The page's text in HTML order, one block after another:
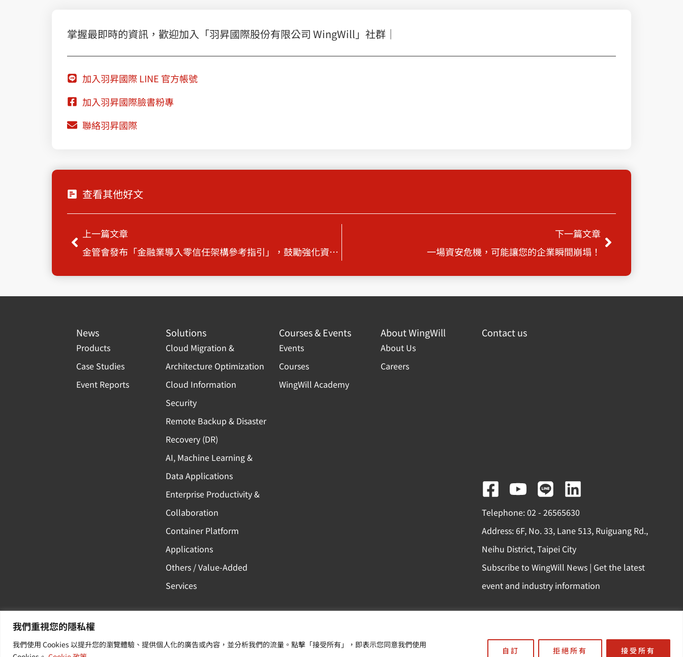
我們重視您的隱私權
我們使用 Cookies 以提升您的瀏覽體驗、提供個人化的廣告或內容，並分析我們的流量。點擊「接受所有」，即表示您同意我們使用
自訂 拒絕所有 接受所有
掌握最即時的資訊，歡迎加入「羽昇國際股份有限公司 WingWill」社群｜
加入羽昇國際 LINE 官方帳號
加入羽昇國際臉書粉專
聯絡羽昇國際
查看其他好文
Prev上一篇文章
金管會發布「金融業導入零信任架構參考指引」，鼓勵強化資安防護
下一篇文章
一場資安危機，可能讓您的企業瞬間崩塌！
Next
News
Products
Case Studies
Event Reports
Solutions
Cloud Migration &
Architecture Optimization
Cloud Information
Security
Remote Backup & Disaster
Recovery (DR)
AI, Machine Learning &
Data Applications
Enterprise Productivity &
Collaboration
Container Platform
Applications
Others / Value-Added
Services
Courses & Events
Events
Courses
WingWill Academy
About WingWill
About Us
Careers
Contact us
F
a
c
e
b
o
o
k
s
Y
o
u
t
u
b
e
L
i
n
e
L
i
n
k
e
d
i
n
Telephone: 02 - 26565630
Address: 6F, No. 33, Lane 513, Ruiguang Rd.,
Neihu District, Taipei City
Subscribe to WingWill News | Get the latest
event and industry information